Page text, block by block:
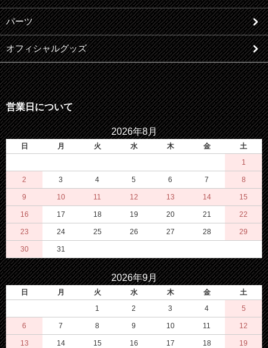
パーツ
オフィシャルグッズ
営業日について
2026年8月
日 月 火 水 木 金
土
1
2 3 4 5 6 7 8
9 10 11 12 13 14 15
16 17 18 19 20 21 22
23 24 25 26 27 28 29
30 31
2026年9月
日 月 火 水 木 金
土
1
2 3 4 5
6 7 8 9 10 11 12
13 14 15 16 17 18 19